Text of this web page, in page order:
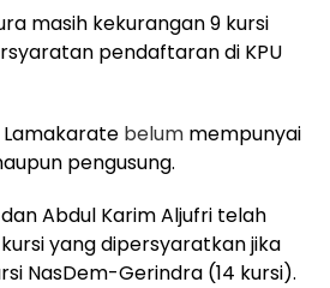
masih kekurangan 9 kursi
pendaftaran di KPU
belum mempunyai
pengusung.
Abdul Karim Aljufri telah
yang dipersyaratkan jika
NasDem-Gerindra (14 kursi).